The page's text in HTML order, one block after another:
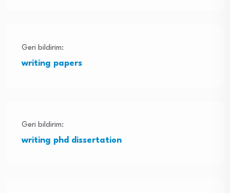
Geri bildirim:
writing papers
Geri bildirim:
writing phd dissertation